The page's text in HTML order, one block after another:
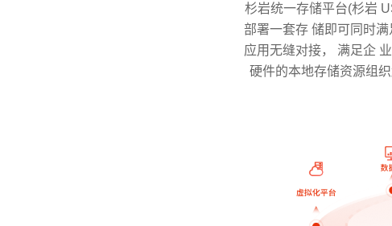
杉岩统一存储平台(杉岩
部署一套存 储即可同时
应用无缝对接， 满足企
硬件的本地存储资源组